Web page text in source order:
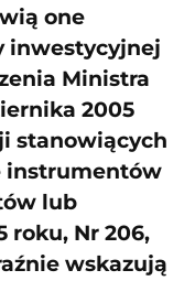
one
inwestycyjnej
Ministra
2005
stanowiących
instrumentów
lub
roku, Nr 206,
wskazują